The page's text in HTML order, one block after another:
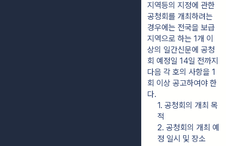
지역등의 지정에 관한
공청회를 개최하려는
경우에는 전국을 보급
지역으로 하는 1개 이
상의 일간신문에 공청
회 예정일 14일 전까지
다음 각 호의 사항을 1
회 이상 공고하여야 한
다.
1. 공청회의 개최 목
적
2. 공청회의 개최 예
정 일시 및 장소